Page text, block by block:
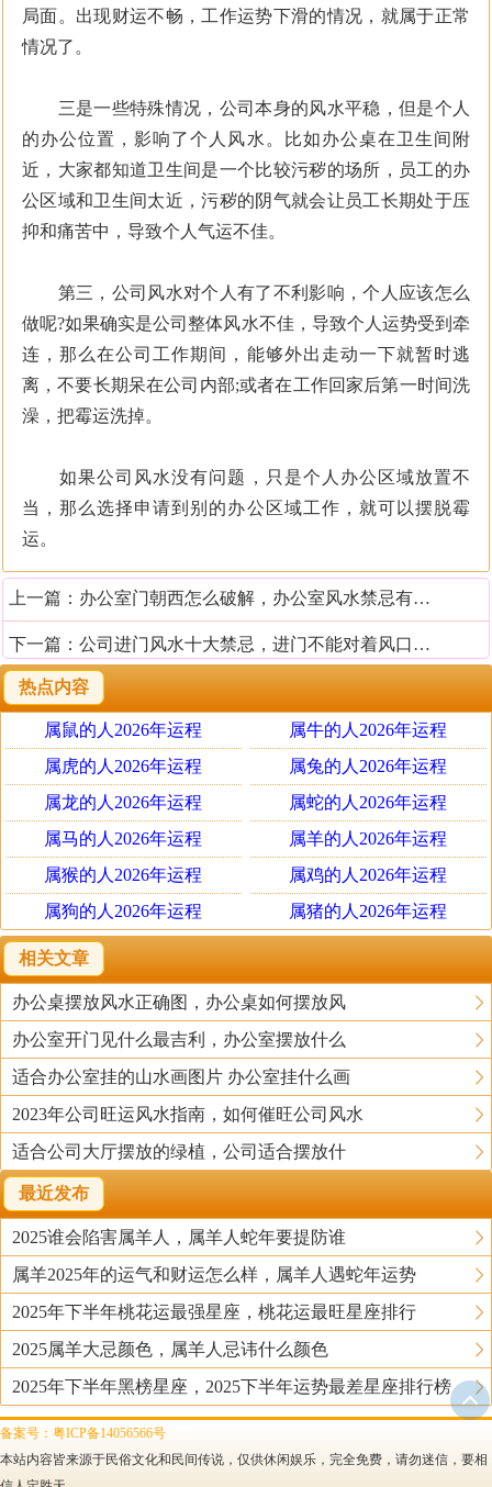
局面。出现财运不畅，工作运势下滑的情况，就属于正常
情况了。
三是一些特殊情况，公司本身的风水平稳，但是个人
的办公位置，影响了个人风水。比如办公桌在卫生间附
近，大家都知道卫生间是一个比较污秽的场所，员工的办
公区域和卫生间太近，污秽的阴气就会让员工长期处于压
抑和痛苦中，导致个人气运不佳。
第三，公司风水对个人有了不利影响，个人应该怎么
做呢?如果确实是公司整体风水不佳，导致个人运势受到牵
连，那么在公司工作期间，能够外出走动一下就暂时逃
离，不要长期呆在公司内部;或者在工作回家后第一时间洗
澡，把霉运洗掉。
如果公司风水没有问题，只是个人办公区域放置不
当，那么选择申请到别的办公区域工作，就可以摆脱霉
运。
上一篇： 办公室门朝西怎么破解，办公室风水禁忌有哪些
下一篇： 公司进门风水十大禁忌，进门不能对着风口、电梯
热点内容
属鼠的人2026年运程
属牛的人2026年运程
属虎的人2026年运程
属兔的人2026年运程
属龙的人2026年运程
属蛇的人2026年运程
属马的人2026年运程
属羊的人2026年运程
属猴的人2026年运程
属鸡的人2026年运程
属狗的人2026年运程
属猪的人2026年运程
相关文章
办公桌摆放风水正确图，办公桌如何摆放风
办公室开门见什么最吉利，办公室摆放什么
适合办公室挂的山水画图片 办公室挂什么画
2023年公司旺运风水指南，如何催旺公司风水
适合公司大厅摆放的绿植，公司适合摆放什
最近发布
2025谁会陷害属羊人，属羊人蛇年要提防谁
属羊2025年的运气和财运怎么样，属羊人遇蛇年运势
2025年下半年桃花运最强星座，桃花运最旺星座排行
2025属羊大忌颜色，属羊人忌讳什么颜色
2025年下半年黑榜星座，2025下半年运势最差星座排行榜
备案号：粤ICP备14056566号
本站内容皆来源于民俗文化和民间传说，仅供休闲娱乐，完全免费，请勿迷信，要相